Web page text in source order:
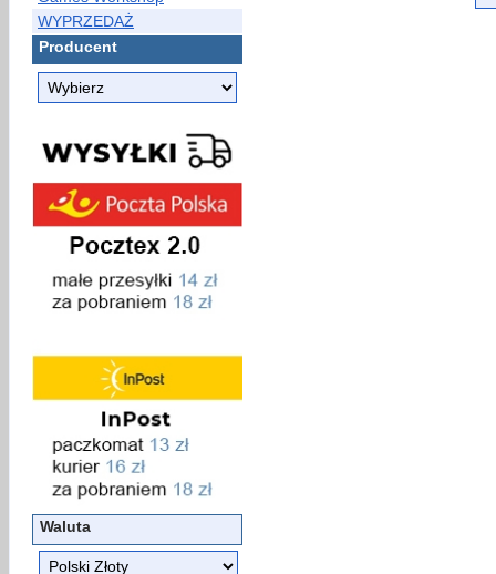
WYPRZEDAŻ
Producent
Waluta